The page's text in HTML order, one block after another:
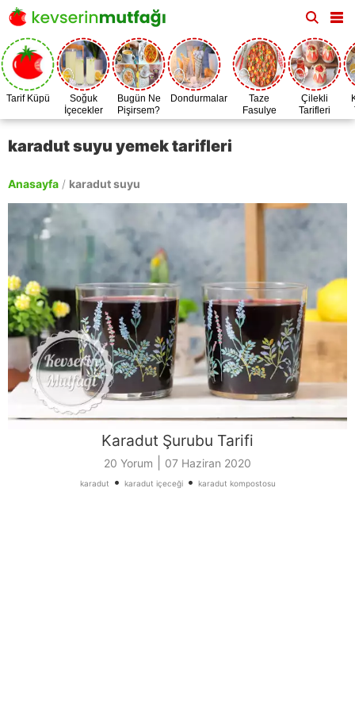
Tarif Küpü
Soğuk
İçecekler
Bugün Ne
Pişirsem?
Dondurmalar
Taze
Fasulye
Zamanı
Çilekli
Tarifleri
karadut suyu yemek tarifleri
Anasayfa / karadut suyu
Karadut Şurubu Tarifi
20 Yorum 07 Haziran 2020
karadut • karadut içeceği• karadut kompostosu